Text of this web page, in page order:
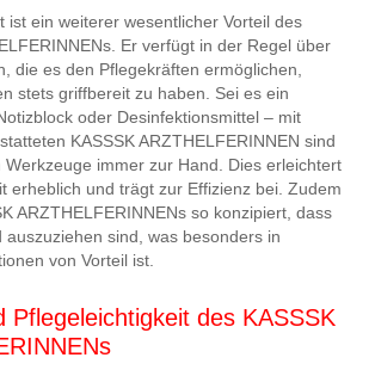
ist ein weiterer wesentlicher Vorteil des
Er verfügt in der Regel über
die es den Pflegekräften ermöglichen,
stets griffbereit zu haben. Sei es ein
oder Desinfektionsmittel – mit
KASSSK ARZTHELFERINNEN sind
Werkzeuge immer zur Hand. Dies erleichtert
erheblich und trägt zur Effizienz bei. Zudem
ARZTHELFERINNENs so konzipiert, dass
auszuziehen sind, was besonders in
von Vorteil ist.
Pflegeleichtigkeit des KASSSK